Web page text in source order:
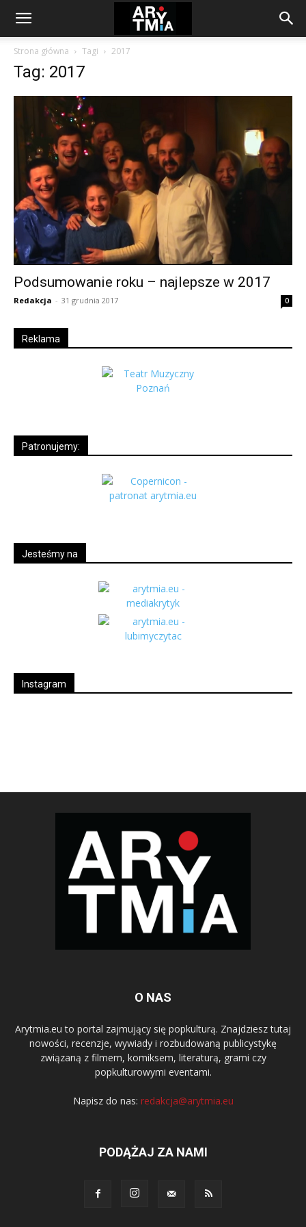
arytmia.eu
Strona główna Tagi 2017
Tag: 2017
Podsumowanie roku – najlepsze w 2017
Redakcja - 31 grudnia 2017 0
Reklama
Patronujemy:
Jesteśmy na
Instagram
O NAS
Arytmia.eu to portal zajmujący się popkulturą. Znajdziesz tutaj
nowości, recenzje, wywiady i rozbudowaną publicystykę
związaną z filmem, komiksem, literaturą, grami czy
popkulturowymi eventami.
Napisz do nas: redakcja@arytmia.eu
PODĄŻAJ ZA NAMI